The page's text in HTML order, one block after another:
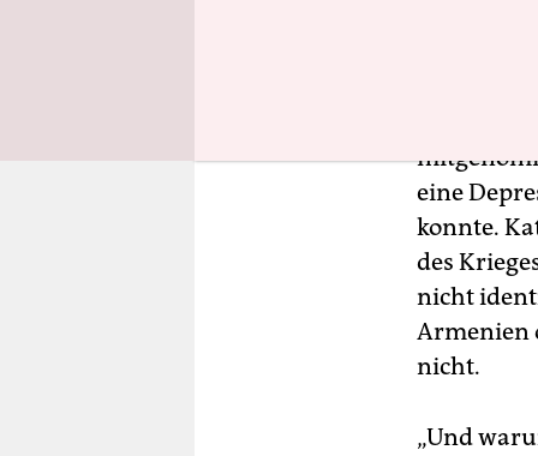
eine
konnte.
des
nicht
Armenien
nicht.
„Und